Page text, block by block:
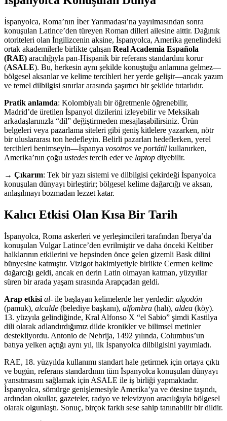
İspanyolca, Roma’nın İber Yarımadası’na yayılmasından sonra
konuşulan Latince’den türeyen Roman dilleri ailesine aittir. Dağınık
otoriteleri olan İngilizcenin aksine, İspanyolca, Amerika genelindeki
ortak akademilerle birlikte çalışan Real Academia Española
(RAE) aracılığıyla pan-Hispanik bir referans standardını korur
(ASALE). Bu, herkesin aynı şekilde konuştuğu anlamına gelmez—
bölgesel aksanlar ve kelime tercihleri her yerde gelişir—ancak yazım
ve temel dilbilgisi sınırlar arasında şaşırtıcı bir şekilde tutarlıdır.
Pratik anlamda: Kolombiyalı bir öğretmenle öğrenebilir,
Madrid’de üretilen İspanyol dizilerini izleyebilir ve Meksikalı
arkadaşlarınızla “dil” değiştirmeden mesajlaşabilirsiniz. Ürün
belgeleri veya pazarlama siteleri gibi geniş kitlelere yazarken, nötr
bir uluslararası ton hedefleyin. Belirli pazarları hedeflerken, yerel
tercihleri benimseyin—İspanya vosotros ve portátil kullanırken,
Amerika’nın çoğu ustedes tercih eder ve laptop diyebilir.
→ Çıkarım: Tek bir yazı sistemi ve dilbilgisi çekirdeği İspanyolca
konuşulan dünyayı birleştirir; bölgesel kelime dağarcığı ve aksan,
anlaşılmayı bozmadan lezzet katar.
Kalıcı Etkisi Olan Kısa Bir Tarih
İspanyolca, Roma askerleri ve yerleşimcileri tarafından İberya’da
konuşulan Vulgar Latince’den evrilmiştir ve daha önceki Keltiber
halklarının etkilerini ve hepsinden önce gelen gizemli Bask dilini
bünyesine katmıştır. Vizigot hakimiyetiyle birlikte Cermen kelime
dağarcığı geldi, ancak en derin Latin olmayan katman, yüzyıllar
süren bir arada yaşam sırasında Arapçadan geldi.
Arap etkisi al- ile başlayan kelimelerde her yerdedir: algodón
(pamuk), alcalde (belediye başkanı), alfombra (halı), aldea (köy).
13. yüzyıla gelindiğinde, Kral Alfonso X “el Sabio” şimdi Kastilya
dili olarak adlandırdığımız dilde kronikler ve bilimsel metinler
destekliyordu. Antonio de Nebrija, 1492 yılında, Columbus’un
batıya yelken açtığı aynı yıl, ilk İspanyolca dilbilgisini yayımladı.
RAE, 18. yüzyılda kullanımı standart hale getirmek için ortaya çıktı
ve bugün, referans standardının tüm İspanyolca konuşulan dünyayı
yansıtmasını sağlamak için ASALE ile iş birliği yapmaktadır.
İspanyolca, sömürge genişlemesiyle Amerika’ya ve ötesine taşındı,
ardından okullar, gazeteler, radyo ve televizyon aracılığıyla bölgesel
olarak olgunlaştı. Sonuç, birçok farklı sese sahip tanınabilir bir dildir.